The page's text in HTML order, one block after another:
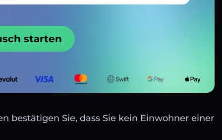
starten
bestätigen Sie, dass Sie kein Einwohner einer